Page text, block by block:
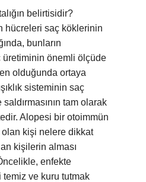
belirtisidir?
hücreleri saç köklerinin
bunların
üretiminin önemli ölçüde
olduğunda ortaya
sisteminin saç
tam olarak
Alopesi bir otoimmün
olan kişi nelere dikkat
kişilerin alması
enfekte
ve kuru tutmak